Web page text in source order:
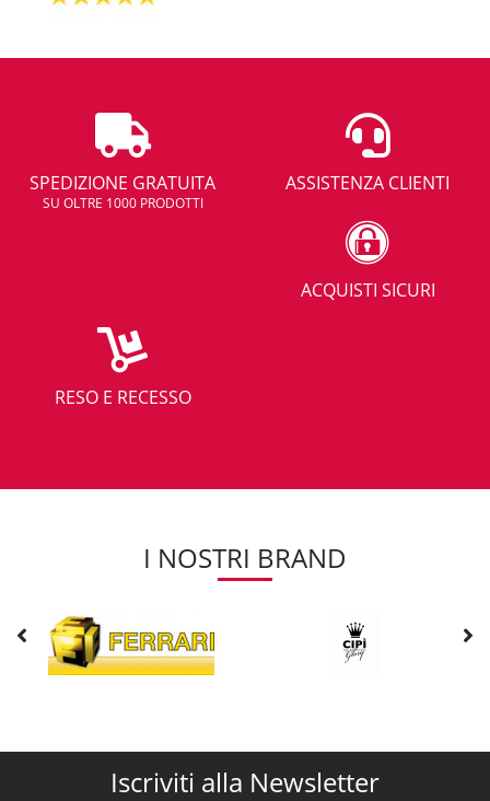
SPEDIZIONE GRATUITA
SU OLTRE 1000 PRODOTTI
ASSISTENZA CLIENTI
ACQUISTI SICURI
RESO E RECESSO
I NOSTRI BRAND
Iscriviti alla Newsletter